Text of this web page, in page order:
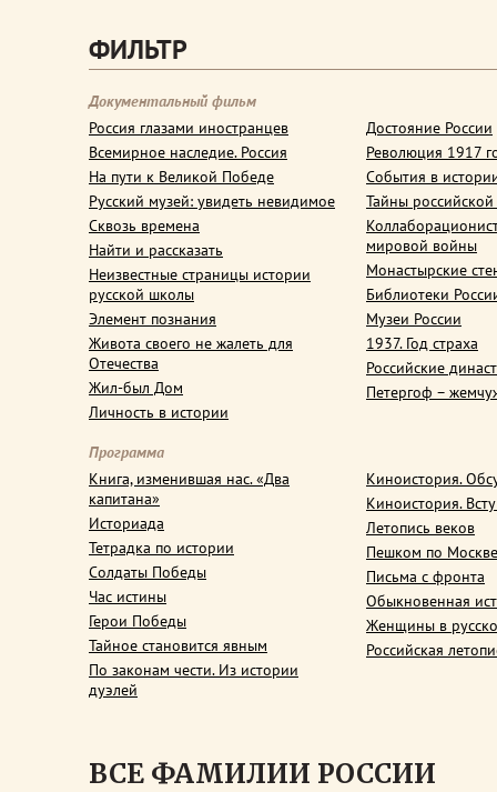
ФИЛЬТР
Документальный фильм
Россия глазами иностранцев
Всемирное наследие. Россия
На пути к Великой Победе
Русский музей: увидеть невидимое
Сквозь времена
Найти и рассказать
Неизвестные страницы истории
русской школы
Элемент познания
Живота своего не жалеть для
Отечества
Жил-был Дом
Личность в истории
Достояние России
Революция 1917
События в
Тайны
мировой войны
Монастырские
Библиотеки
Музеи России
1937. Год страха
Российские
Петергоф –
Программа
Книга, изменившая нас. «Два
капитана»
Историада
Тетрадка по истории
Солдаты Победы
Час истины
Герои Победы
Тайное становится явным
По законам чести. Из истории
дуэлей
Киноистория.
Киноистория.
Летопись веков
Пешком по Москве
Письма с фронта
Обыкновенная
Женщины в
Российская
ВСЕ ФАМИЛИИ РОССИИ